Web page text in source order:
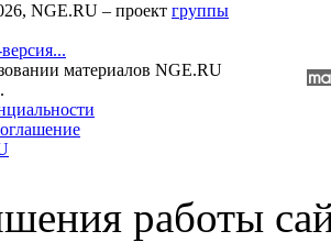
NGE.RU – проект группы
материалов NGE.RU
работы